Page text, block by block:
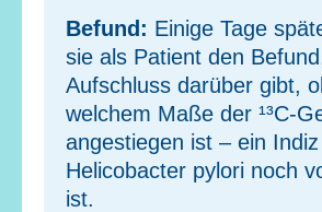
Befund: Einige Tage
sie als Patient den
Aufschluss darüber gibt,
welchem Maße der ¹³C-
angestiegen ist – ein
Helicobacter pylori noch
ist.